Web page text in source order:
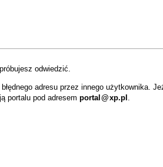
odwiedzić.
adresu przez innego użytkownika.
portalu pod adresem portal @xp.pl .